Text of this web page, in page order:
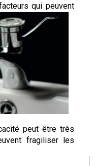
qui peuvent
peut être très
fragiliser les